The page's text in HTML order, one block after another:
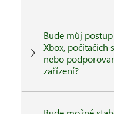
Bude můj
Xbox, počítačích
nebo
zařízení?